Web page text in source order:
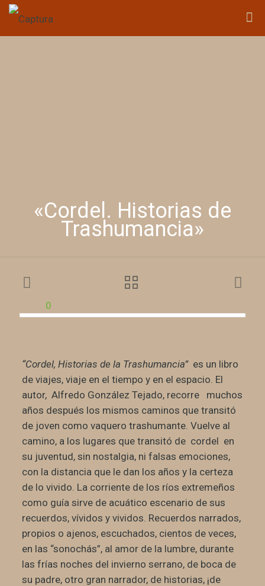
«Cordel. Historias de
Trashumancia»
0
“Cordel, Historias de la Trashumancia” es un libro
de viajes, viaje en el tiempo y en el espacio. El
autor, Alfredo González Tejado, recorre muchos
años después los mismos caminos que transitó
de joven como vaquero trashumante. Vuelve al
camino, a los lugares que transitó de cordel en
su juventud, sin nostalgia, ni falsas emociones,
con la distancia que le dan los años y la certeza
de lo vivido. La corriente de los ríos extremeños
como guía sirve de acuático escenario de sus
recuerdos, vívidos y vividos. Recuerdos narrados,
propios o ajenos, escuchados, cientos de veces,
en las “sonochás”, al amor de la lumbre, durante
las frías noches del invierno serrano, de boca de
su padre, otro gran narrador, de historias, ¡de